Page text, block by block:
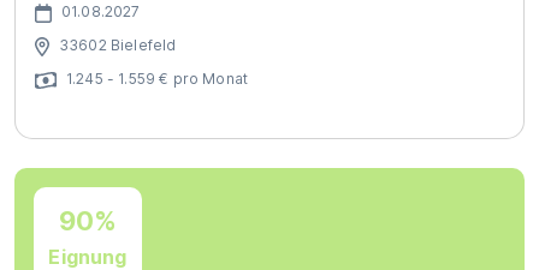
01.08.2027
33602 Bielefeld
1.245 - 1.559 € pro Monat
90%
Eignung